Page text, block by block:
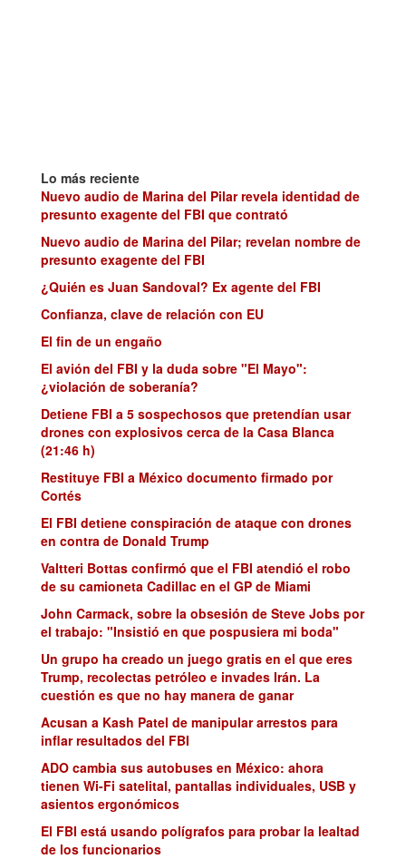
Lo más reciente
Nuevo audio de Marina del Pilar revela identidad de
presunto exagente del FBI que contrató
Nuevo audio de Marina del Pilar; revelan nombre de
presunto exagente del FBI
¿Quién es Juan Sandoval? Ex agente del FBI
Confianza, clave de relación con EU
El fin de un engaño
El avión del FBI y la duda sobre "El Mayo":
¿violación de soberanía?
Detiene FBI a 5 sospechosos que pretendían usar
drones con explosivos cerca de la Casa Blanca
(21:46 h)
Restituye FBI a México documento firmado por
Cortés
El FBI detiene conspiración de ataque con drones
en contra de Donald Trump
Valtteri Bottas confirmó que el FBI atendió el robo
de su camioneta Cadillac en el GP de Miami
John Carmack, sobre la obsesión de Steve Jobs por
el trabajo: "Insistió en que pospusiera mi boda"
Un grupo ha creado un juego gratis en el que eres
Trump, recolectas petróleo e invades Irán. La
cuestión es que no hay manera de ganar
Acusan a Kash Patel de manipular arrestos para
inflar resultados del FBI
ADO cambia sus autobuses en México: ahora
tienen Wi-Fi satelital, pantallas individuales, USB y
asientos ergonómicos
El FBI está usando polígrafos para probar la lealtad
de los funcionarios